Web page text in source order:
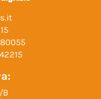
B